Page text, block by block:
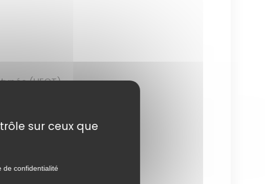
(HECT)
sur ceux que
de confidentialité